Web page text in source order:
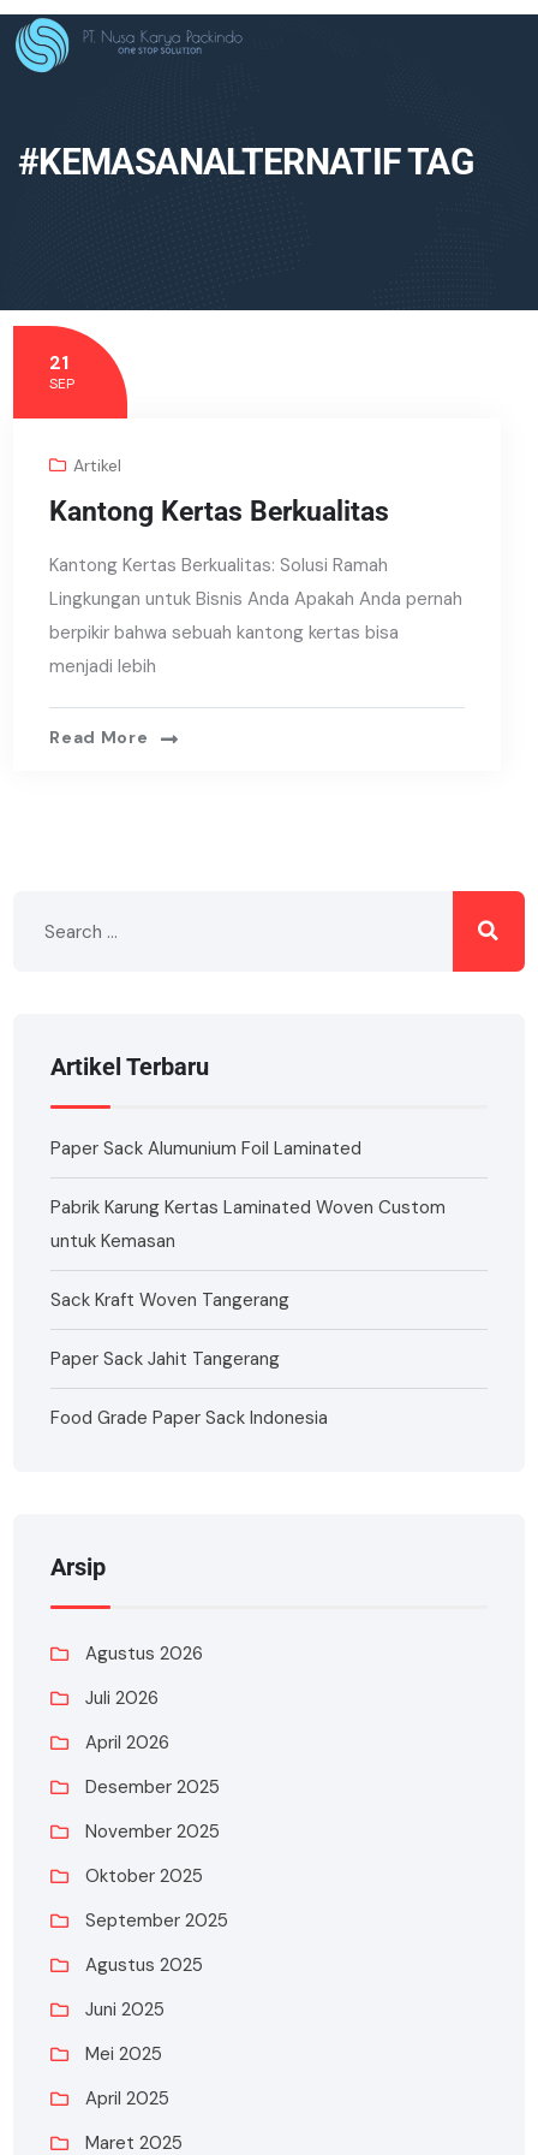
#KEMASANALTERNATIF TAG
21
SEP
Artikel
Kantong Kertas Berkualitas
Kantong Kertas Berkualitas: Solusi Ramah
Lingkungan untuk Bisnis Anda Apakah Anda pernah
berpikir bahwa sebuah kantong kertas bisa
menjadi lebih
Read More
Artikel Terbaru
Paper Sack Alumunium Foil Laminated
Pabrik Karung Kertas Laminated Woven Custom
untuk Kemasan
Sack Kraft Woven Tangerang
Paper Sack Jahit Tangerang
Food Grade Paper Sack Indonesia
Arsip
Agustus 2026
Juli 2026
April 2026
Desember 2025
November 2025
Oktober 2025
September 2025
Agustus 2025
Juni 2025
Mei 2025
April 2025
Maret 2025